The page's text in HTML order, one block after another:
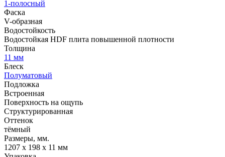
1-полосный
Фаска
V-образная
Водостойкость
Водостойкая HDF плита повышенной плотности
Толщина
11 мм
Блеск
Полуматовый
Подложка
Встроенная
Поверхность на ощупь
Структурированная
Оттенок
тёмный
Размеры, мм.
1207 х 198 х 11 мм